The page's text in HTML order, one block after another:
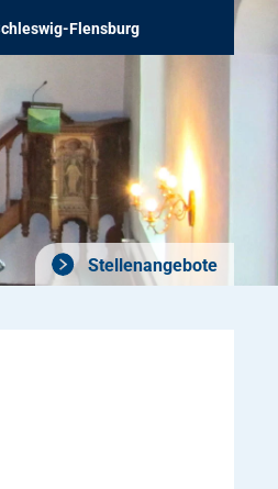
Flensburg
Stellenangebote